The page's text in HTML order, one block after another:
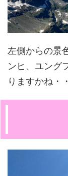
左側からの景
ンヒ、ユング
りますかね・